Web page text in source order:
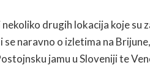
drugih lokacija koje su
naravno o izletima na
jamu u Sloveniji te